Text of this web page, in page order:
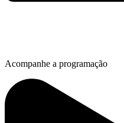
Acompanhe a programação